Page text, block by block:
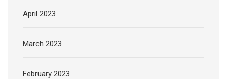
April 2023
March 2023
February 2023